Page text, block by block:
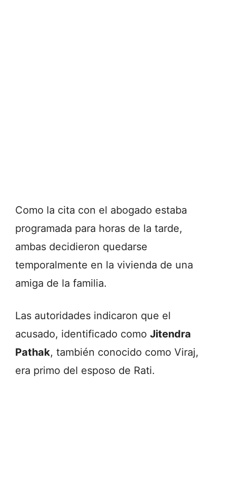
Como la cita con el abogado estaba
programada para horas de la tarde,
ambas decidieron quedarse
temporalmente en la vivienda de una
amiga de la familia.
Las autoridades indicaron que el
acusado, identificado como Jitendra
Pathak, también conocido como Viraj,
era primo del esposo de Rati.